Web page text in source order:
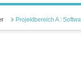
Projektbereich A :